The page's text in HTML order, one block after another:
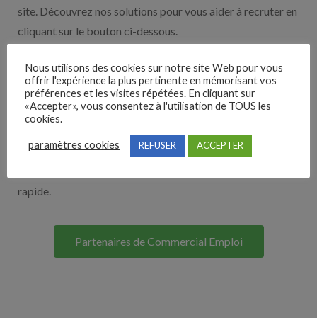
site. Découvrez nos solutions pour vous aider à recruter en
cliquant sur le bouton ci-dessous.
Nos solutions entreprises
Découvrez nos partenaires ! Moteurs de recherches,
multidiffuseurs, sites payant… nombreux sont nos
partenaires. Si vous travaillez avec un ATS nous avons
rapide.
Partenaires de Commercial Emploi
Nous utilisons des cookies sur notre site Web pour vous
offrir l'expérience la plus pertinente en mémorisant vos
préférences et les visites répétées. En cliquant sur
«Accepter», vous consentez à l'utilisation de TOUS les
cookies.
paramètres cookies REFUSER ACCEPTER